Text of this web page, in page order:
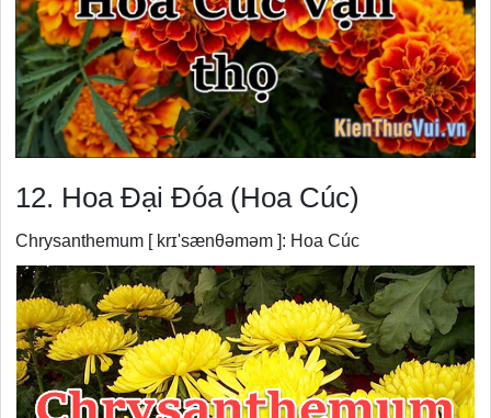
12. Hoa Đại Đóa (Hoa Cúc)
Chrysanthemum [ krɪ'sænθəməm ]: Hoa Cúc